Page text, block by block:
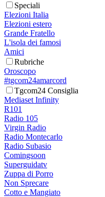
Speciali
Elezioni Italia
Elezioni estero
Grande Fratello
L'isola dei famosi
Amici
Rubriche
Oroscopo
#tgcom24amarcord
Tgcom24 Consiglia
Mediaset Infinity
R101
Radio 105
Virgin Radio
Radio Montecarlo
Radio Subasio
Comingsoon
Superguidatv
Zuppa di Porro
Non Sprecare
Cotto e Mangiato